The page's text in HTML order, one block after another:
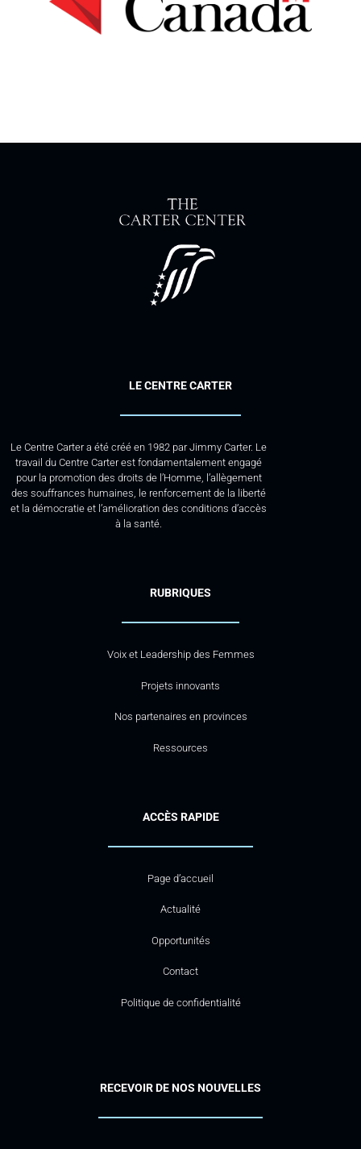
LE CENTRE CARTER
Le Centre Carter a été créé en 1982 par Jimmy Carter. Le
travail du Centre Carter est fondamentalement engagé
pour la promotion des droits de l’Homme, l’allègement
des souffrances humaines, le renforcement de la liberté
et la démocratie et l’amélioration des conditions d’accès
à la santé.
RUBRIQUES
Voix et Leadership des Femmes
Projets innovants
Nos partenaires en provinces
Ressources
ACCÈS RAPIDE
Page d’accueil
Actualité
Opportunités
Contact
Politique de confidentialité
RECEVOIR DE NOS NOUVELLES